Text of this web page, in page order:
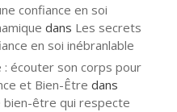
confiance en soi
dans Les secrets
en soi inébranlable
écouter son corps pour
et Bien-Être dans
bien-être qui respecte